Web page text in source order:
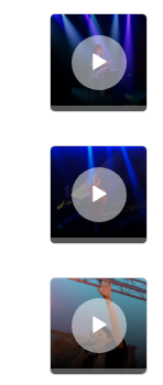
Lecteur audio
Lecteur audio
Lecteur audio